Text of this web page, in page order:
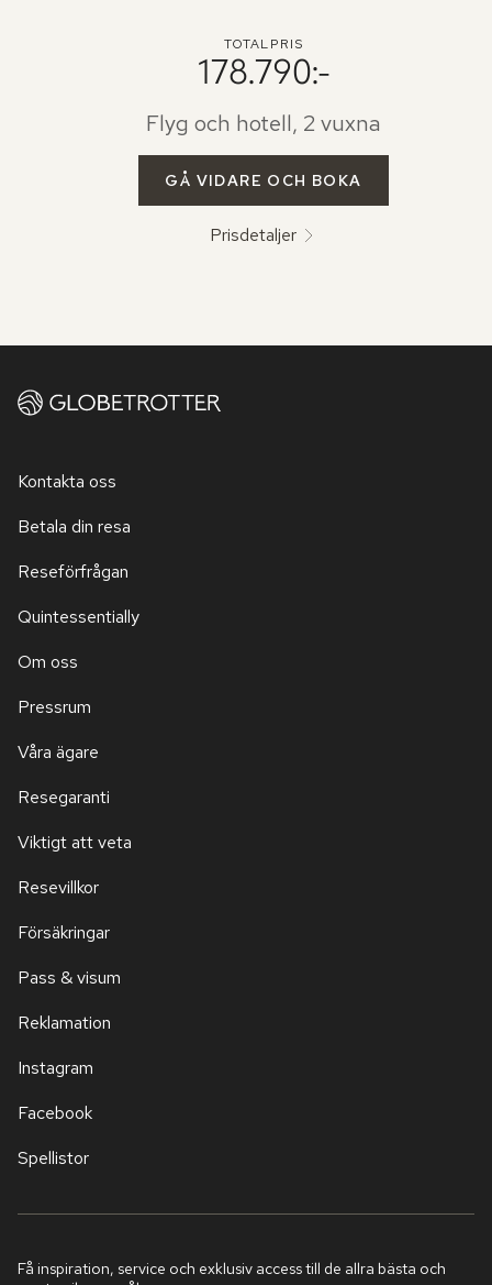
TOTALPRIS
178.790:-
Flyg och hotell, 2 vuxna
GÅ VIDARE OCH BOKA
Prisdetaljer
Kontakta oss
Betala din resa
Reseförfrågan
Quintessentially
Om oss
Pressrum
Våra ägare
Resegaranti
Viktigt att veta
Resevillkor
Försäkringar
Pass & visum
Reklamation
Instagram
Facebook
Spellistor
Få inspiration, service och exklusiv access till de allra bästa och